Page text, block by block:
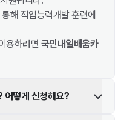
해 직업능력개발 훈련에
용하려면 국민내일배움카
어떻게 신청해요?